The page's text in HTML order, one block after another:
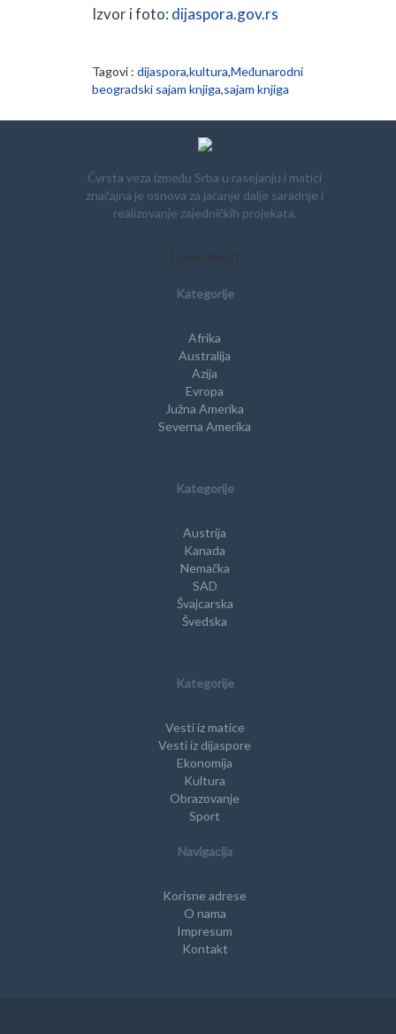
Izvor i foto: dijaspora.gov.rs
Tagovi : dijaspora,kultura,Međunarodni
beogradski sajam knjiga,sajam knjiga
Čvrsta veza između Srba u rasejanju i matici
značajna je osnova za jačanje dalje saradnje i
realizovanje zajedničkih projekata.
[subscribe2]
Kategorije
Afrika
Australija
Azija
Evropa
Južna Amerika
Severna Amerika
Kategorije
Austrija
Kanada
Nemačka
SAD
Švajcarska
Švedska
Kategorije
Vesti iz matice
Vesti iz dijaspore
Ekonomija
Kultura
Obrazovanje
Sport
Navigacija
Korisne adrese
O nama
Impresum
Kontakt